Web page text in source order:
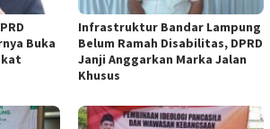
Buka
Infrastruktur Bandar Lampung
Belum Ramah Disabilitas, DPRD
Janji Anggarkan Marka Jalan
Khusus